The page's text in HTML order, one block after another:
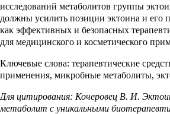
исследований метаболитов группы
должны усилить позиции эктоина и его
как эффективных и безопасных
для медицинского и косметического
Ключевые слова: терапевтические
применения, микробные метаболиты,
Для цитирования: Кочеровец В. И.
метаболит с уникальными